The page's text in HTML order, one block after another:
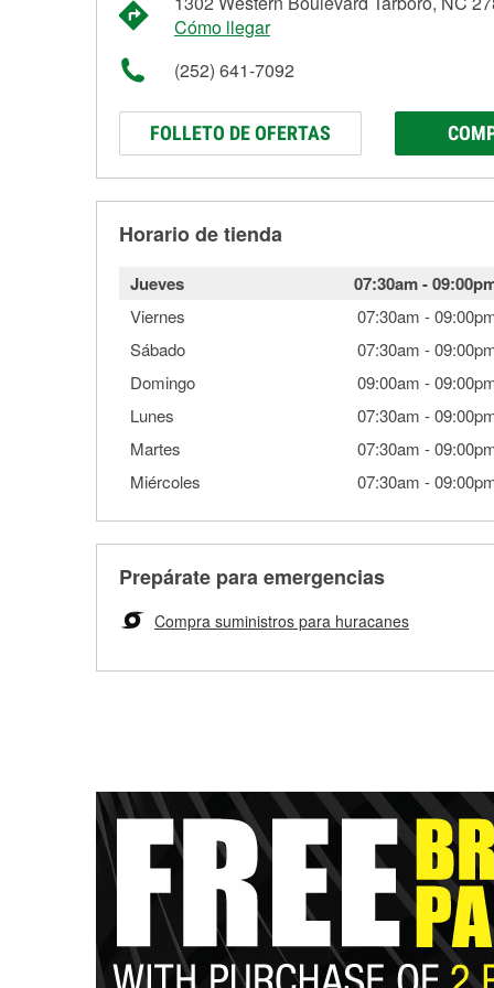
Cómo llegar
(252) 641-7092
FOLLETO DE OFERTAS
Horario de tienda
Jueves 07:30am-
Viernes 07:30am -
Sábado
07:30am -
Domingo
09:00am -
Lunes
07:30am -
Martes
07:30am -
Miércoles
07:30am -
Prepárate para emergencias
Compra suministros para huracanes